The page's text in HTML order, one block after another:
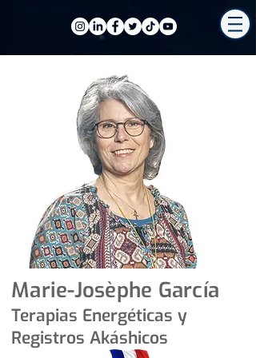
Marie-Josèphe García
Terapias Energéticas y
Registros Akáshicos